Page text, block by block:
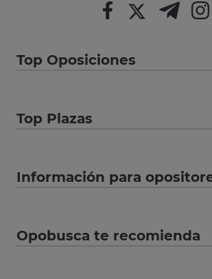
Top Oposiciones
Top Plazas
Información para
Opobusca te recomienda